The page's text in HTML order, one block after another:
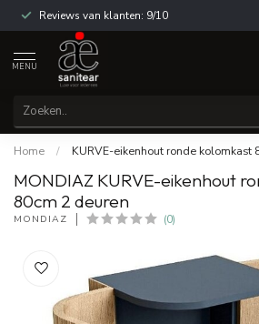
Reviews van klanten: 9/10
MENU
Home / KURVE-eikenhout ronde kolomkast
MONDIAZ KURVE-eikenhout
80cm 2 deuren
MONDIAZ (0)